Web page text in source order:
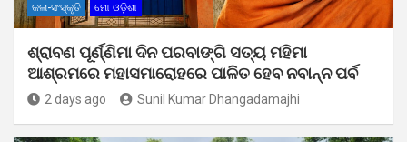
କଳା-ସଂସ୍କୃତି ମୋ ଓଡ଼ିଶା
ଶ୍ରାବଣ ପୂର୍ଣ୍ଣିମା ଦିନ ପରବାଙ୍ଗି ସତ୍ୟ ମହିମା
ଆଶ୍ରମରେ ମହାସମାରୋହରେ ପାଳିତ ହେବ ନବାନ୍ନ ପର୍ବ
2 days ago Sunil Kumar Dhangadamajhi